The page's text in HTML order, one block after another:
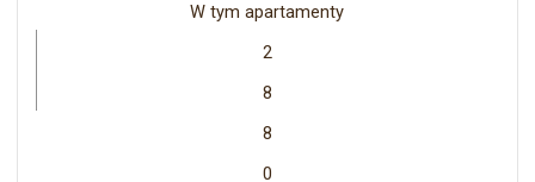
W tym apartamenty
2
8
8
0